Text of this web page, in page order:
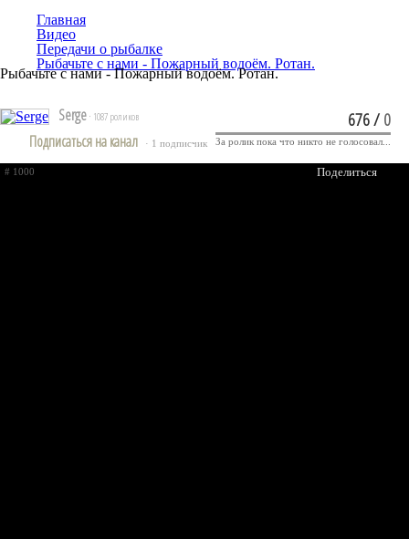
Главная
Видео
Передачи о рыбалке
Рыбачьте с нами - Пожарный водоём. Ротан.
Рыбачьте с нами - Пожарный водоём. Ротан.
Serge · 1087 роликов
Подписаться на канал · 1 подписчик
# 1000 Поделиться
676/0
За ролик пока что никто не голосовал...